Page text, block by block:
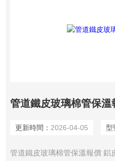
管道鐵皮玻璃棉管保溫
更新時間： 2026-04-05 型
管道鐵皮玻璃棉管保溫報價 鋁